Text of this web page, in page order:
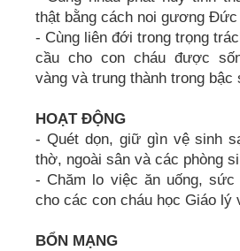
thật bằng cách noi gương
- Cùng liên đới trong trọng
cầu cho con cháu được
vàng và trung thành trong bậc
HOẠT ĐỘNG
- Quét dọn, giữ gìn vệ sinh
thờ, ngoài sân và các phòng
- Chăm lo việc ăn uống, sức
cho các con cháu học Giáo lý
BỔN MẠNG